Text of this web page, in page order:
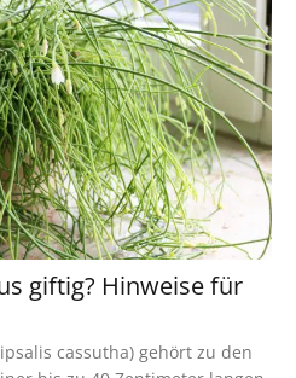
giftig? Hinweise für
cassutha) gehört zu den